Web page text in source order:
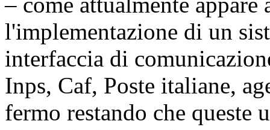
l'implementazione di un
interfaccia di
Inps, Caf, Poste italiane,
fermo restando che